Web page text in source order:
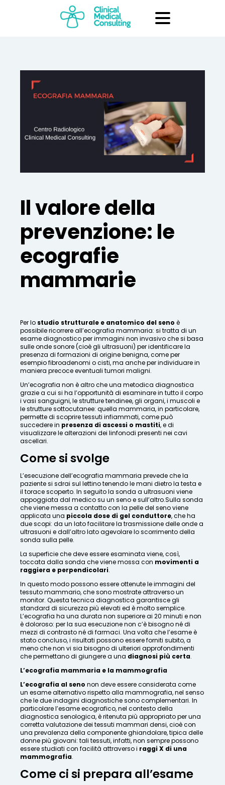
Il valore della
prevenzione: le
ecografie
mammarie
Per lo studio strutturale e anatomico del seno è
possibile ricorrere all’ecografia mammaria: si tratta di un
esame diagnostico per immagini non invasivo che si basa
sulle onde sonore (cioè gli ultrasuoni) per identificare la
presenza di formazioni di origine benigna, come per
esempio fibroadenomi o cisti, ma anche per individuare in
maniera precoce eventuali tumori maligni.
Un’ecografia non è altro che una metodica diagnostica
grazie a cui si ha l’opportunità di esaminare in tutto il corpo
i vasi sanguigni, le strutture tendinee, gli organi, i muscoli e
le strutture sottocutanee: quella mammaria, in particolare,
permette di scoprire tessuti infiammati, come può
succedere in presenza di ascessi o mastiti, e di
visualizzare le alterazioni dei linfonodi presenti nei cavi
ascellari.
Come si svolge
L’esecuzione dell’ecografia mammaria prevede che la
paziente si sdrai sul lettino tenendo le mani dietro la testa e
il torace scoperto. In seguito la sonda a ultrasuoni viene
appoggiata dal medico su un seno e sull’altro.Sulla sonda
che viene messa a contatto con la pelle del seno viene
applicata una piccola dose di gel conduttore, che ha
due scopi: da un lato facilitare la trasmissione delle onde a
ultrasuoni e dall’altro lato agevolare lo scorrimento della
sonda sulla pelle.
La superficie che deve essere esaminata viene, così,
toccata dalla sonda che viene mossa con movimenti a
raggiera e perpendicolari.
In questo modo possono essere ottenute le immagini del
tessuto mammario, che sono mostrate attraverso un
monitor. Questa tecnica diagnostica garantisce gli
standard di sicurezza più elevati ed è molto semplice.
L’ecografia ha una durata non superiore ai 20 minuti e non
è doloroso: per la sua esecuzione non c’è bisogno né di
mezzi di contrasto né di farmaci. Una volta che l’esame è
stato concluso, i risultati possono essere forniti subito, a
meno che non vi sia bisogno di ulteriori approfondimenti
che permettano di giungere a una diagnosi più certa.
L’ecografia mammaria e la mammografia
L’ecografia al seno non deve essere considerata come
un esame alternativo rispetto alla mammografia, nel senso
che le due indagini diagnostiche sono complementari. In
particolare l’esame ecografico, nel contesto della
diagnostica senologica, è ritenuta più appropriato per una
corretta valutazione dei tessuti mammari densi, cioè con
una prevalenza della componente ghiandolare, tipica delle
donne più giovani: tali tessuti, infatti, non sempre possono
essere studiati con facilità attraverso i raggi X di una
mammografia.
Come ci si prepara all’esame